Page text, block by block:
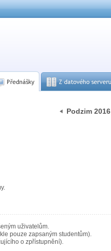
Podzim 2016
uživatelům.
pouze zapsaným studentům).
o zpřístupnění).